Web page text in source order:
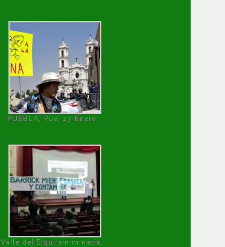
PUEBLA, Pue, 27 Enero
Valle del Elqui sin minería.